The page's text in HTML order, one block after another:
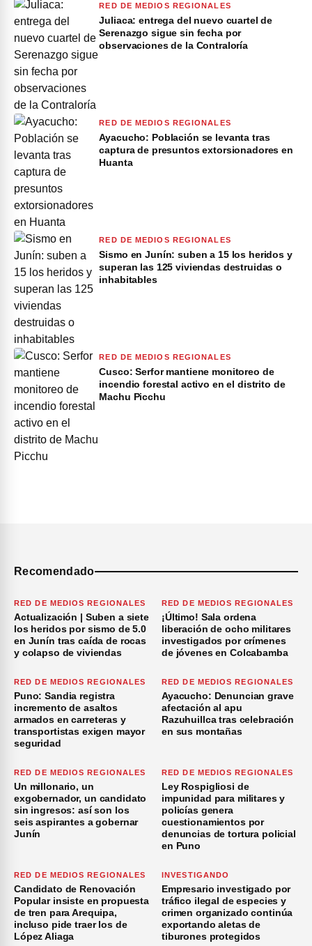
RED DE MEDIOS REGIONALES
Juliaca: entrega del nuevo cuartel de
Serenazgo sigue sin fecha por
observaciones de la Contraloría
RED DE MEDIOS REGIONALES
Ayacucho: Población se levanta tras
captura de presuntos extorsionadores en
Huanta
RED DE MEDIOS REGIONALES
Sismo en Junín: suben a 15 los heridos y
superan las 125 viviendas destruidas o
inhabitables
RED DE MEDIOS REGIONALES
Cusco: Serfor mantiene monitoreo de
incendio forestal activo en el distrito de
Machu Picchu
Recomendado
RED DE MEDIOS REGIONALES
Actualización | Suben a siete
los heridos por sismo de 5.0
en Junín tras caída de rocas
y colapso de viviendas
RED DE MEDIOS REGIONALES
¡Último! Sala ordena
liberación de ocho militares
investigados por crímenes
de jóvenes en Colcabamba
RED DE MEDIOS REGIONALES
Puno: Sandia registra
incremento de asaltos
armados en carreteras y
transportistas exigen mayor
seguridad
RED DE MEDIOS REGIONALES
Ayacucho: Denuncian grave
afectación al apu
Razuhuillca tras celebración
en sus montañas
RED DE MEDIOS REGIONALES
Un millonario, un
exgobernador, un candidato
sin ingresos: así son los
seis aspirantes a gobernar
Junín
RED DE MEDIOS REGIONALES
Ley Rospigliosi de
impunidad para militares y
policías genera
cuestionamientos por
denuncias de tortura policial
en Puno
RED DE MEDIOS REGIONALES
Candidato de Renovación
Popular insiste en propuesta
de tren para Arequipa,
incluso pide traer los de
López Aliaga
INVESTIGANDO
Empresario investigado por
tráfico ilegal de especies y
crimen organizado continúa
exportando aletas de
tiburones protegidos